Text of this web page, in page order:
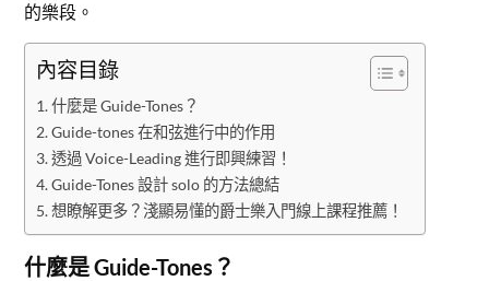
的樂段。
內容目錄
什麼是 Guide-Tones？
Guide-tones 在和弦進行中的作用
透過 Voice-Leading 進行即興練習！
Guide-Tones 設計 solo 的方法總結
想瞭解更多？淺顯易懂的爵士樂入門線上課程推薦！
什麼是 Guide-Tones？